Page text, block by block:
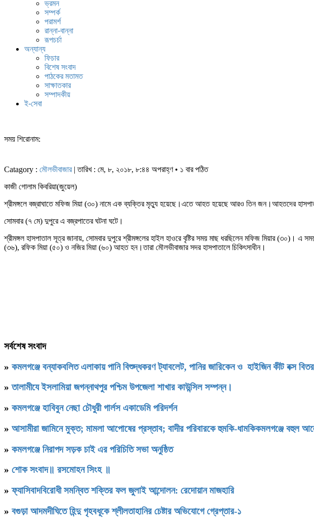
ভ্রমন
সম্পর্ক
পরামর্শ
রান্না-বান্না
রূপচর্চা
অন্যান্য
ফিচার
বিশেষ সংবাদ
পাঠকের মতামত
সাক্ষাতকার
সম্পাদকীয়
ই-সেবা
সময় শিরোনাম:
Catagory : মৌলভীবাজার| তারিখ : মে, ৮, ২০১৮, ৮:৪৪ অপরাহ্ণ • ১ বার পঠিত
কাজী গোলাম কিবরিয়া(জুয়েল)
শ্রীমঙ্গলে বজ্রাঘাতে মফিজ মিয়া (৩০) নামে এক ব্যক্তির মৃত্যু হয়েছে।এতে আহত হয়েছে আরও তিন জন।আহতদের
সোমবার (৭ মে) দুপুরে এ বজ্রপাতের ঘটনা ঘটে।
শ্রীমঙ্গল হাসপাতাল সূত্র জানায়, সোমবার দুপুরে শ্রীমঙ্গলের হাইল হাওরে বৃষ্টির সময় মাছ ধরছিলেন মফিজ মিয়ার (৩০)। এ
(৩৬), রফিক মিয়া (৫০) ও নজির মিয়া (৬০) আহত হন।তারা মৌলভীবাজার সদর হাসপাতালে চিকিৎসাধীন।
সর্বশেষ সংবাদ
» কমলগঞ্জে বন্যাকবলিত এলাকায় পানি বিশুদ্ধকরণ ট্যাবলেট, পানির জারিকেন ও হাইজিন কীট বক্স
»‎তালামীযে ইসলামিয়া জগন্নাথপুর পশ্চিম উপজেলা শাখার কাউন্সিল সম্পন্ন।
» কমলগঞ্জে হাবিবুন নেছা চৌধুরী গার্লস একাডেমি পরিদর্শন
» আসামীরা জামিনে মুক্ত; মামলা আপোষের প্রস্তাব; বাদীর পরিবারকে হুমকি-ধামকিকমলগঞ্জে বহুল
» কমলগঞ্জে নিরাপদ সড়ক চাই এর পরিচিতি সভা অনুষ্ঠিত
» শোক সংবাদ॥ রসমোহন সিংহ ॥
»ফ্যাসিবাদবিরোধী সমন্বিত শক্তির ফল জুলাই আন্দোলন: রেদোয়ান মাজহারি
» বগুড়া আদমদীঘিতে হিন্দু গৃহবধূকে শ্লীলতাহানির চেষ্টার অভিযোগে গ্রেপ্তার-১